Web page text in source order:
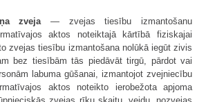
zveja — zvejas tiesību izmantošanu
aktos noteiktajā kārtībā fiziskajai
zvejas tiesību izmantošana nolūkā iegūt zivis
bez tiesībām tās piedāvāt tirgū, pārdot vai
labuma gūšanai, izmantojot zvejniecību
aktos noteikto ierobežota apjoma